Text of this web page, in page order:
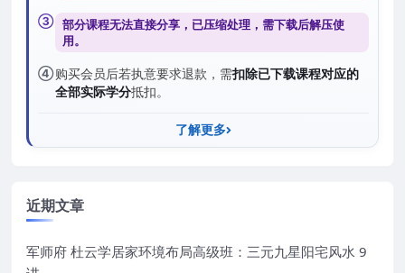
③ 部分课程无法直接分享，已压缩处理，需下载后解压使
用。
④购买会员后若执意要求退款，需扣除已下载课程对应的
全部实际学分抵扣。
了解更多
近期文章
军师府 杜云学居家环境布局高级班：三元九星阳宅风水 9